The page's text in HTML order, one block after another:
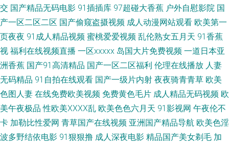
炮 av网址入口 肏屄电影网 国产a成人 狠狠干99 免费看91视频 日本三极黄色
影院 三级片导航 午夜色中色A片 亚洲天堂第一网 国厂自拍 久久国产精品电
影 欧美成人理论 日韩精品极品 五月婷婷社区 香蕉视频abb 91TV网页 91午
夜伦理影院 99热超碰国产 超碰碰中文 福利姬网站免费看 美女被男人侵犯 日
本加勒比av 婷婷基地qvod 91免费精彩视频 变态另类综合网 国产91福利 黄
交 国产精品无码电影 91插插库 97超碰大香蕉 户外自慰影院 国
产一区二区二区 国产偷窥盗摄视频 成人动漫网站观看 欧美第一
页夜夜 91成人精品视频 蜜桃爱爱视频 乱伦熟女五月天 91香蕉
视 福利在线视频直播 一区xxxxx 岛国大片免费视频 一道日本亚
洲香蕉 国产91高清精品 国产一区二区福利 伦理在线播放 人妻
无码精品 91自拍在线观看 国产一级片内射 夜夜骑青青草 欧美
色图人妻 在线免费欧美视频 免费黄色毛片 成人精品无码视频 欧
美午夜极品 性欧美ⅩⅩⅩⅩ乱 欧美色色六月天 91影视网 午夜伦不
卡 加勒比性爱网 青草国产在线视频 亚洲国产精品导航 欧美色淫
波多野结依电影 91狠狠撸 成人深夜电影 精品国产美女剃毛 加